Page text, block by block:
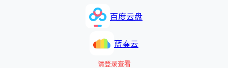
百度云盘
蓝奏云
请登录查看